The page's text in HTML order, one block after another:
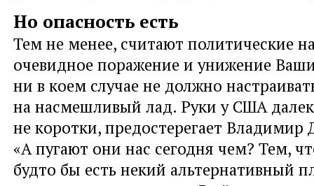
Но опасность есть
Тем не менее, считают политические
очевидное поражение и унижение
ни в коем случае не должно
на насмешливый лад. Руки у США
не коротки, предостерегает Владимир
«А пугают они нас сегодня чем? Тем,
будто бы есть некий альтернативный